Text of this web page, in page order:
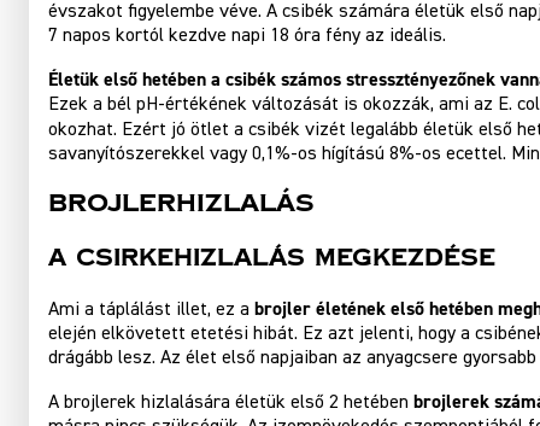
évszakot figyelembe véve. A csibék számára életük első
7 napos kortól kezdve napi 18 óra fény az ideális.
Életük első hetében a csibék számos stressztényezőnek
Ezek a bél pH-értékének változását is okozzák, ami az E.
okozhat. Ezért jó ötlet a csibék vizét legalább életük első
savanyítószerekkel vagy 0,1%-os hígítású 8%-os ecettel.
Brojlerhizlalás
A Csirkehizlalás Megkezdése
Ami a táplálást illet, ez a brojler életének első hetében
elején elkövetett etetési hibát. Ez azt jelenti, hogy a
drágább lesz. Az élet első napjaiban az anyagcsere
A brojlerek hizlalására életük első 2 hetében brojlerek